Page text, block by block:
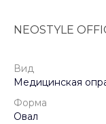
NEOSTYLE
Вид
Медицинская
Форма
Овал